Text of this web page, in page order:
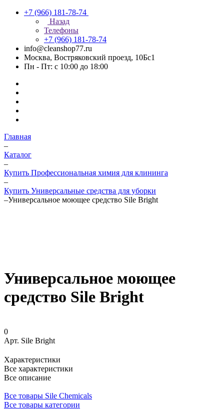
+7 (966) 181-78-74
Назад
Телефоны
+7 (966) 181-78-74
info@cleanshop77.ru
Москва, Востряковский проезд, 10Бс1
Пн - Пт: с 10:00 до 18:00
Главная
–
Каталог
–
Купить Профессиональная химия для клининга
–
Купить Универсальные средства для уборки
–Универсальное моющее средство Sile Bright
Универсальное моющее
средство Sile Bright
0
Арт. Sile Bright
Характеристики
Все характеристики
Все описание
Все товары Sile Chemicals
Все товары категории